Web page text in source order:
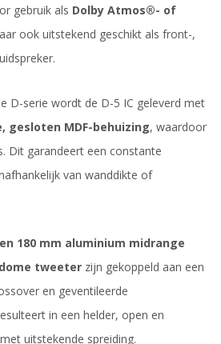
gebruik als Dolby Atmos®- of
ook uitstekend geschikt als front-,
D-serie wordt de D-5 IC geleverd met
gesloten MDF-behuizing, waardoor
Dit garandeert een constante
van wanddikte of
180 mm aluminium midrange
tweeter zijn gekoppeld aan een
en geventileerde
in een helder, open en
uitstekende spreiding.